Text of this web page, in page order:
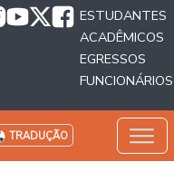
ESTUDANTES
ACADÊMICOS
EGRESSOS
FUNCIONÁRIOS
TRADUÇÃO